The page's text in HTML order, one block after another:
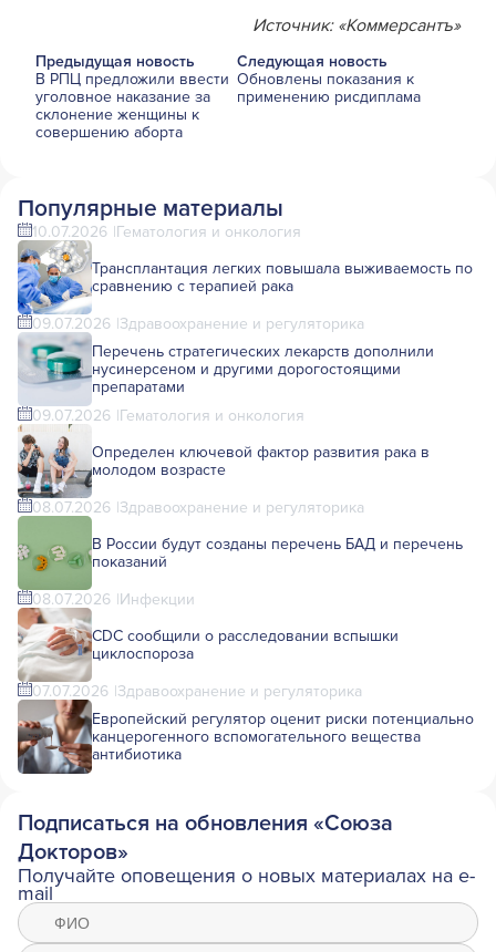
Источник: «Коммерсантъ»
Предыдущая новость
В РПЦ предложили ввести
уголовное наказание за
склонение женщины к
совершению аборта
Следующая новость
Обновлены показания к
применению рисдиплама
Популярные материалы
10.07.2026 Гематология и онкология
Трансплантация легких повышала выживаемость по
сравнению с терапией рака
09.07.2026 Здравоохранение и регуляторика
Перечень стратегических лекарств дополнили
нусинерсеном и другими дорогостоящими
препаратами
09.07.2026 Гематология и онкология
Определен ключевой фактор развития рака в
молодом возрасте
08.07.2026 Здравоохранение и регуляторика
В России будут созданы перечень БАД и перечень
показаний
08.07.2026 Инфекции
CDC сообщили о расследовании вспышки
циклоспороза
07.07.2026 Здравоохранение и регуляторика
Европейский регулятор оценит риски потенциально
канцерогенного вспомогательного вещества
антибиотика
Подписаться на обновления «Союза
Докторов»
Получайте оповещения о новых материалах на e-
mail